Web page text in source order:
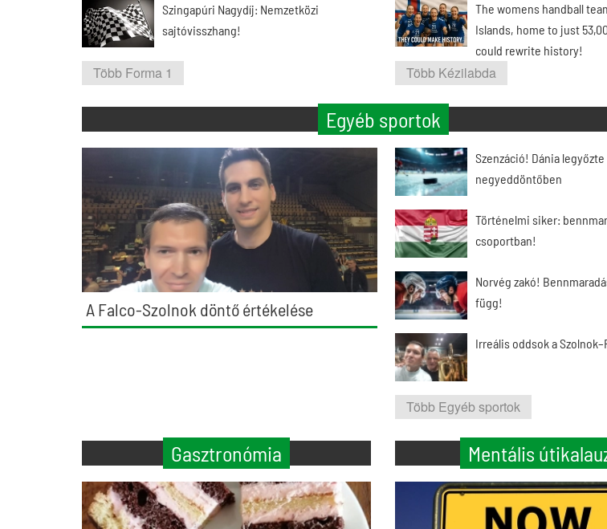
Szingapúri Nagydíj: Nemzetközi
sajtóvisszhang!
Több Forma 1
The womens handball
Islands, home to just
could rewrite history!
Több Kézilabda
Egyéb sportok
A Falco-Szolnok döntő értékelése
Szenzáció! Dánia legyőzte
negyeddöntőben
Történelmi siker:
csoportban!
Norvég zakó!
függ!
Irreális oddsok a
Több Egyéb sportok
Gasztronómia Mentális